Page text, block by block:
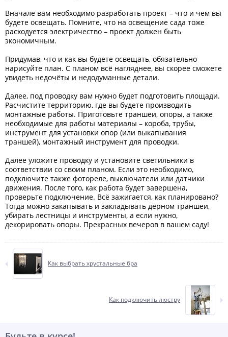
Вначале вам необходимо разработать проект – что и чем вы
будете освещать. Помните, что на освещение сада тоже
расходуется электричество – проект должен быть
экономичным.
Придумав, что и как вы будете освещать, обязательно
нарисуйте план. С планом всё нагляднее, вы скорее сможете
увидеть недочёты и недодуманные детали.
Далее, под проводку вам нужно будет подготовить площади.
Расчистите территорию, где вы будете производить
монтажные работы. Приготовьте траншеи, опоры, а также
необходимые для работы материалы – короба, трубы,
инструмент для установки опор (или выкапывания
траншей), монтажный инструмент для проводки.
Далее уложите проводку и установите светильники в
соответствии со своим планом. Если это необходимо,
подключите также фотореле, выключатели или датчики
движения. После того, как работа будет завершена,
проверьте подключение. Всё зажигается, как планировано?
Тогда можно закапывать и закладывать дёрном траншеи,
убирать лестницы и инструменты, а если нужно,
декорировать опоры. Прекрасных вечеров в вашем саду!
Как выбрать хрустальные бра
Как подключить люстру